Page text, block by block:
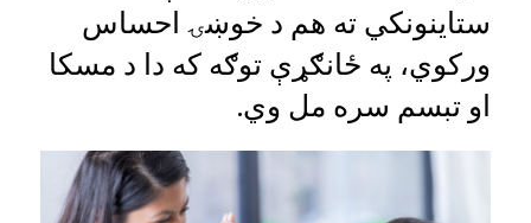
ستاینونکي ته هم د خوښۍ احساس
ورکوي، په ځانګړې توګه که دا د مسکا
او تبسم سره مل وي.